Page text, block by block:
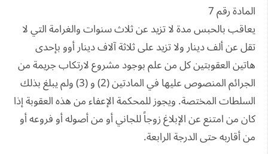
المادة رقم 7
يعاقب بالحبس مدة لا تزيد عن ثلاث سنوات والغرامة التي لا
تقل عن ألف دينار ولا تزيد على ثلاثة آلاف دينار أوو بإحدى
هاتين العقوبتين كل من علم بوجود مشروع لارتكاب جريمة من
الجرائم المنصوص عليها في المادتين (2) و (3) ولم يبلغ بذلك
السلطات المختصة. ويجوز للمحكمة الإعفاء من هذه العقوبة إذا
كان من امتنع عن الإبلاغ زوجاً للجاني أو من أصوله أو فروعه أو
من أقاربه حتى الدرجة الرابعة.